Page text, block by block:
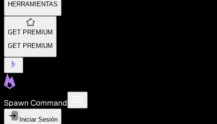
HERRAMIENTAS
GET PREMIUM
GET PREMIUM
Spawn Command
Iniciar Sesión